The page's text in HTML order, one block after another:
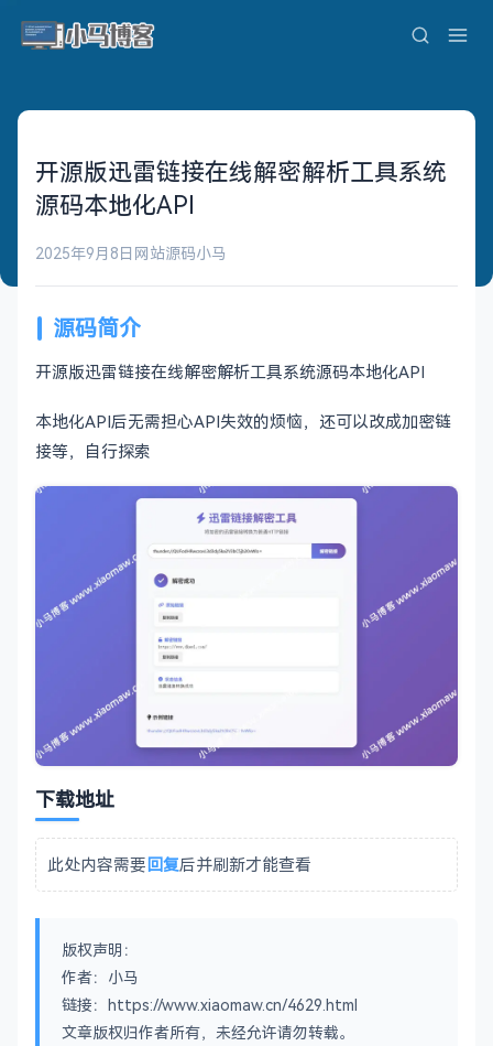
开源版迅雷链接在线解密解析工具系统
源码本地化API
2025年9月8日 网站源码小马
源码简介
开源版迅雷链接在线解密解析工具系统源码本地化API
本地化API后无需担心API失效的烦恼，还可以改成加密链
接等，自行探索
下载地址
此处内容需要回复后并刷新才能查看
版权声明：
作者：小马
链接：https://www.xiaomaw.cn/4629.html
文章版权归作者所有，未经允许请勿转载。